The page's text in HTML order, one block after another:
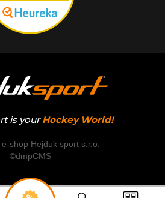
is your Hockey World!
shop Hejduk sport s.r.o.
©dmpCMS